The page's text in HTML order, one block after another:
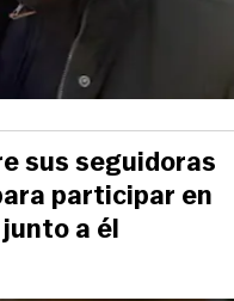
sus seguidoras
participar en
a él